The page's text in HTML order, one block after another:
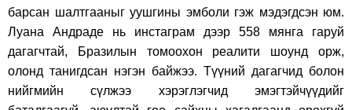
барсан шалтгааныг уушгины эмболи гэж мэдэгдсэн юм.
Луана Андраде нь инстаграм дээр 558 мянга гаруй
дагагчтай, Бразилын томоохон реалити шоунд орж,
олонд танигдсан нэгэн байжээ. Түүний дагагчид болон
нийгмийн сүлжээ хэрэглэгчид эмэгтэйчүүдийг